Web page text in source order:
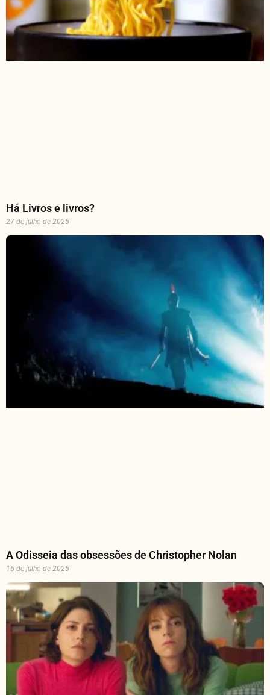
Há Livros e livros?
27 de julho de 2026
A Odisseia das obsessões de Christopher Nolan
16 de julho de 2026